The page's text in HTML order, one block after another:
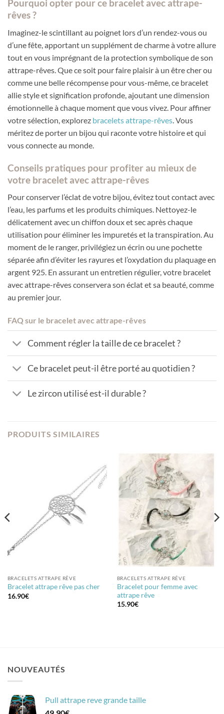
Pourquoi opter pour ce bracelet avec attrape-
rêves ?
Imaginez-le scintillant au poignet lors d’un rendez-vous ou
d’une fête, apportant un supplément de charme à votre allure
tout en vous imprégnant de la protection symbolique de son
attrape-rêves. Que ce soit pour faire plaisir à un être cher ou
comme une belle récompense pour vous-même, ce bracelet
allie style et signification profonde, ajoutant une dimension
émotionnelle à chaque moment que vous vivez. Pour affiner
votre sélection, explorez bracelets attrape-rêves. Vous
méritez de porter un bijou qui raconte votre histoire et qui
vous connecte au monde.
Conseils pratiques pour profiter au mieux de
votre bracelet avec attrape-rêves
Pour conserver l’éclat de votre bijou, évitez tout contact avec
l’eau, les parfums et les produits chimiques. Nettoyez-le
délicatement avec un chiffon doux et sec après chaque
utilisation pour éliminer les impuretés et la transpiration. Au
moment de le ranger, privilégiez un écrin ou une pochette
séparée afin d’éviter les rayures et l’oxydation du plaquage en
argent 925. En assurant un entretien régulier, votre bracelet
avec attrape-rêves conservera son éclat et sa beauté, comme
au premier jour.
FAQ sur le bracelet avec attrape-rêves
Comment régler la taille de ce bracelet ?
Ce bracelet peut-il être porté au quotidien ?
Le zircon utilisé est-il durable ?
PRODUITS SIMILAIRES
BRACELETS ATTRAPE RÊVE
Bracelet attrape rêve pas cher
16.90€
BRACELETS ATTRAPE RÊVE
Bracelet pour femme avec
attrape rêve
15.90€
NOUVEAUTÉS
Pull attrape reve grande taille